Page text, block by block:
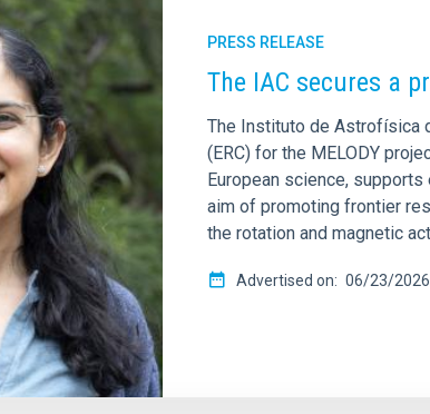
PRESS RELEASE
The IAC secures a
The Instituto de Astrofísica
(ERC) for the MELODY
European science,
aim of promoting frontier
the rotation and magnetic
Advertised on 06/23/2026